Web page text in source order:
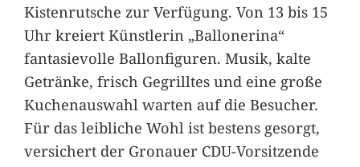
Kistenrutsche zur Verfügung. Von 13 bis 15
Uhr kreiert Künstlerin „Ballonerina“
fantasievolle Ballonfiguren. Musik, kalte
Getränke, frisch Gegrilltes und eine große
Kuchenauswahl warten auf die Besucher.
Für das leibliche Wohl ist bestens gesorgt,
versichert der Gronauer CDU-Vorsitzende